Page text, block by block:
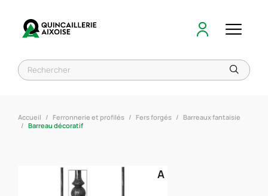
Accueil Ferronnerie et profilés Fers forgés
Barreaux fantaisie
Barreau décoratif
A